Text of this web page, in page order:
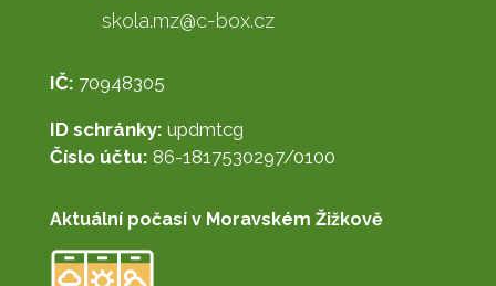
skola.mz@c-box.cz
IČ: 70948305
ID schránky: updmtcg
Číslo účtu: 86-1817530297/0100
Aktuální počasí v Moravském Žižkově